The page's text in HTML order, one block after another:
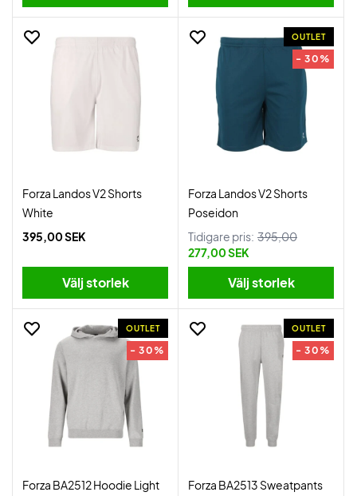
Forza Landos V2 Shorts
White
395,00 SEK
Välj storlek
OUTLET
- 30%
Forza Landos V2 Shorts
Poseidon
Tidigare pris: 395,00
277,00 SEK
Välj storlek
OUTLET
- 30%
Forza BA2512 Hoodie Light
OUTLET
- 30%
Forza BA2513 Sweatpants